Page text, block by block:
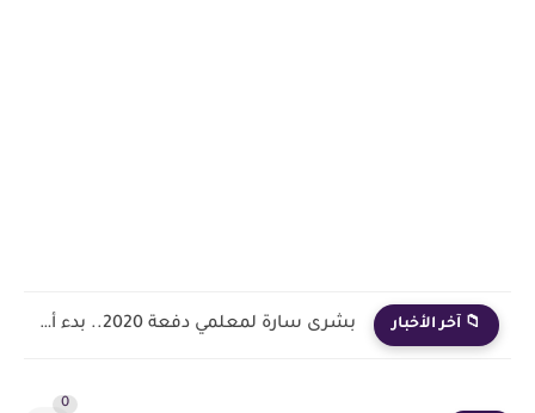
📁 آخر الأخبار بشرى سارة لمعلمي دفعة 2020.. بدء أول خطوة رسمية في...
0